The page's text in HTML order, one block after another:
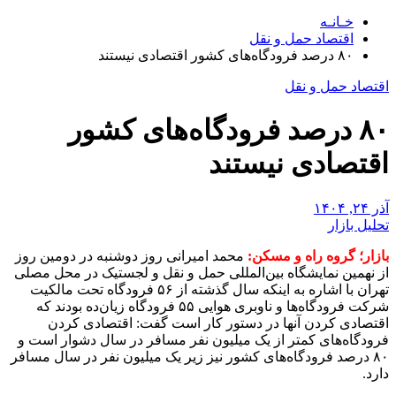
خـانـه
اقتصاد حمل و نقل
۸۰ درصد فرودگاه‌های کشور اقتصادی نیستند
اقتصاد حمل و نقل
۸۰ درصد فرودگاه‌های کشور
اقتصادی نیستند
آذر ۲۴, ۱۴۰۴
تحلیل بازار
بازار؛ گروه راه و مسکن: محمد امیرانی روز دوشنبه در دومین روز
از نهمین نمایشگاه بین‌المللی حمل و نقل و لجستیک در محل مصلی
تهران با اشاره به اینکه سال گذشته از ۵۶ فرودگاه تحت مالکیت
شرکت فرودگاه‌ها و ناوبری هوایی ۵۵ فرودگاه زیان‌ده بودند که
اقتصادی کردن آنها در دستور کار است گفت: اقتصادی کردن
فرودگاه‌های کمتر از یک میلیون نفر مسافر در سال دشوار است و
۸۰ درصد فرودگاه‌های کشور نیز زیر یک میلیون نفر در سال مسافر
دارد.